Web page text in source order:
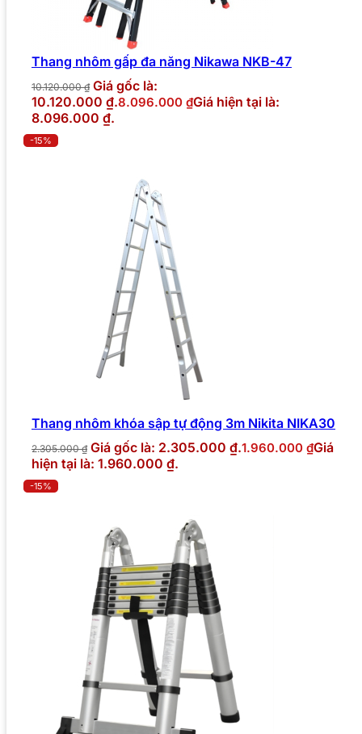
Thang nhôm gấp đa năng Nikawa NKB-47
10.120.000₫ Giá gốc là:
10.120.000 ₫.8.096.000 ₫Giá hiện tại là:
8.096.000 ₫.
-15%
Thang nhôm khóa sập tự động 3m Nikita NIKA30
2.305.000₫ Giá gốc là: 2.305.000 ₫.1.960.000 ₫Giá
hiện tại là: 1.960.000 ₫.
-15%